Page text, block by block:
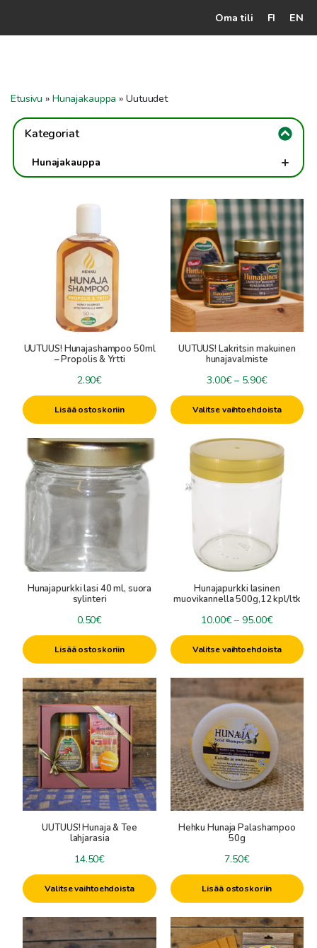
Oma tili FI EN
Mehiläistarhaaja
Ohjeet ja vinkit
Etusivu » Hunajakauppa »Uutuudet
Kategoriat
Hunajakauppa +
Perinteinen kotimainen hunaja
Maustetut hunajat
Luonnon apteekki
Teet & teetarvikkeet
Hehku Sauna-, kylpy- ja ihonhoitotuotteet +
Hunajaiset Hiustuotteet
Hunajaiset Kosteusvoiteet
Mehiläisvahahuulivoiteet
Kasvo- ja vartalonaamiot
Saunatuoksut
Saunahunajat
Saunatarvikkeet ja -tekstiilit
Lahjapakkaukset +
Liikelahjat
Herkkukorit & herkkulahjat
Mehiläisvahakynttilät
Mehiläisvaha & Kynttilätarvikkeet +
Kynttilävärit
Mehiläisvahalevyt
Kynttilämuotit
Raaka-aineet
Sydänlangat
Muut kynttilätarvikkeet
Uutuudet
Ale
UUTUUS! Hunajashampoo 50ml
– Propolis & Yrtti
2.90€
Lisää ostoskoriin
UUTUUS! Lakritsin makuinen
hunajavalmiste
3.00€ – 5.90€
3.00€
-
Valitse vaihtoehdoista
Tällä
tuotteella
on
useampi
muunnelma.
Voit
tehdä
valinnat
tuotteen
sivulla.
Hunajapurkki lasi 40 ml, suora
sylinteri
0.50€
Lisää ostoskoriin
Hunajapurkki lasinen
muovikannella 500g,12 kpl/ltk
10.00€ – 95.00€
10.00€
-
95.00€
Valitse vaihtoehdoista
Tällä
tuotteella
useampi
valinnat
sivulla.
UUTUUS! Hunaja & Tee
lahjarasia
14.50€
Valitse vaihtoehdoista
Hehku Hunaja Palashampoo
50g
7.50€
Lisää ostoskoriin
Tällä
tuotteella